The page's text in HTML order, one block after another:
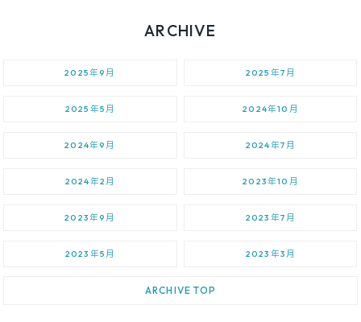
ARCHIVE
2025年9月 2025年7月
2025年5月 2024年10月
2024年9月 2024年7月
2024年2月 2023年10月
2023年9月 2023年7月
2023年5月 2023年3月
ARCHIVE TOP